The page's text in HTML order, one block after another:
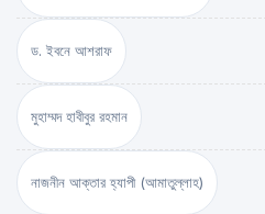
ড. ইবনে আশরাফ
মুহাম্মদ হাবীবুর রহমান
নাজনীন আক্তার হ্যাপী (আমাতুল্লাহ)